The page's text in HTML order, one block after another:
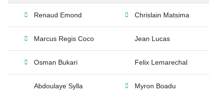
Renaud Emond Chrislain Matsima
Marcus Regis Coco Jean Lucas
Osman Bukari Felix Lemarechal
Abdoulaye Sylla Myron Boadu